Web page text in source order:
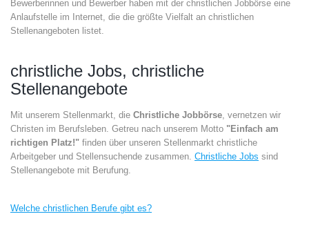
Bewerberinnen und Bewerber haben mit der christlichen Jobbörse eine
Anlaufstelle im Internet, die die größte Vielfalt an christlichen
Stellenangeboten listet.
christliche Jobs, christliche
Stellenangebote
Mit unserem Stellenmarkt, die Christliche Jobbörse, vernetzen wir
Christen im Berufsleben. Getreu nach unserem Motto "Einfach am
richtigen Platz!" finden über unseren Stellenmarkt christliche
Arbeitgeber und Stellensuchende zusammen. Christliche Jobs sind
Stellenangebote mit Berufung.
Welche christlichen Berufe gibt es?